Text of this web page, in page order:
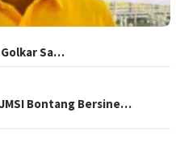
Sa…
Bontang Bersine…